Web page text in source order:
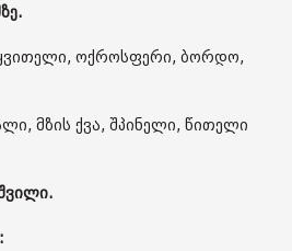
ოქროსფერი, ბორდო,
მზის ქვა, შპინელი, წითელი